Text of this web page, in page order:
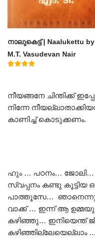
നാലുകെട്ട് | Naalukettu by
M.T. Vasudevan Nair
നീയങ്ങനേ ചിന്തിക്ക്
നിന്നേ
കാണിച്ച് കൊടുക്കണം.
ഹും … പഠനം… ജോലി…
സ്വപ്പനം കണ്ടു കൂട്ടിയ
പാത്തൂസേ… ഞാനെന്നും
വാക്ക് … ഇന്ന് ആ ഉമ്മയും
കഴിഞ്ഞു… ഇനിയെന്ത്
കഴിഞ്ഞില്ലേയെല്ലാം …